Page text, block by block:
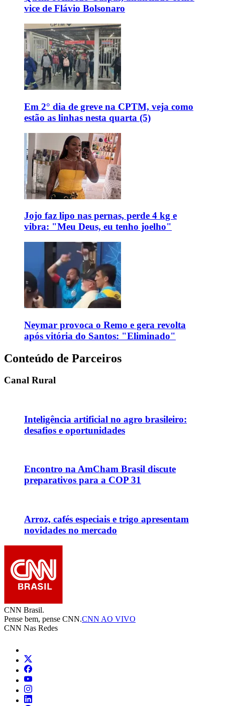
vice de Flávio Bolsonaro
Em 2° dia de greve na CPTM, veja como
estão as linhas nesta quarta (5)
Jojo faz lipo nas pernas, perde 4 kg e
vibra: "Meu Deus, eu tenho joelho"
Neymar provoca o Remo e gera revolta
após vitória do Santos: "Eliminado"
Conteúdo de Parceiros
Canal Rural
Inteligência artificial no agro brasileiro:
desafios e oportunidades
Encontro na AmCham Brasil discute
preparativos para a COP 31
Arroz, cafés especiais e trigo apresentam
novidades no mercado
CNN Brasil.
Pense bem, pense CNN.CNN AO VIVO
CNN Nas Redes